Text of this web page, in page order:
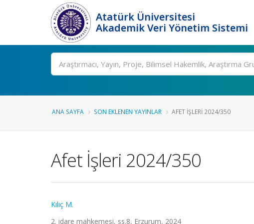
Atatürk Üniversitesi
Akademik Veri Yönetim Sistemi
Ara
ANA SAYFA SON EKLENEN YAYINLAR AFET İŞLERI 2024/350
Afet İşleri 2024/350
Kılıç M.
2. idare mahkemesi, ss.8, Erzurum, 2024